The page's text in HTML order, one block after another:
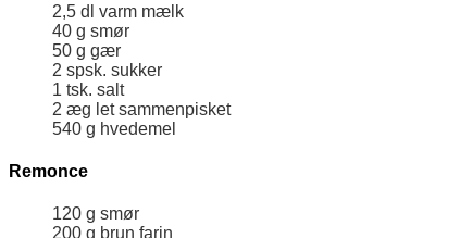
2,5 dl varm mælk
40 g smør
50 g gær
2 spsk. sukker
1 tsk. salt
2 æg let sammenpisket
540 g hvedemel
Remonce
120 g smør
200 g brun farin